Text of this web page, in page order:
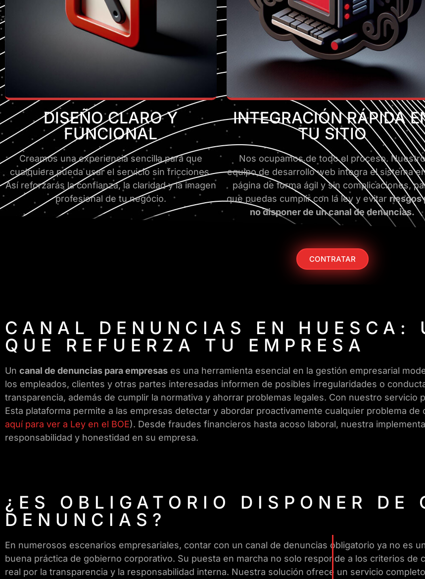
DISEÑO CLARO Y
FUNCIONAL
Creamos una experiencia sencilla para que
cualquiera pueda usar el servicio sin fricciones.
Así reforzarás la confianza, la claridad y la imagen
profesional de tu negocio.
INTEGRACIÓN RÁPIDA
TU SITIO
Nos ocupamos de todo el proceso.
equipo de desarrollo web integra el sistema
página de forma ágil y sin complicaciones,
que puedas cumplir con la ley y evitar riesgos
no disponer de un canal de denuncias.
CONTRATAR
CANAL DENUNCIAS EN HUESCA:
QUE REFUERZA TU EMPRESA
Un canal de denuncias para empresas es una herramienta esencial en la gestión empresarial
los empleados, clientes y otras partes interesadas informen de posibles irregularidades o
transparencia, además de cumplir la normativa y ahorrar problemas legales. Con nuestro servicio
Esta plataforma permite a las empresas detectar y abordar proactivamente cualquier problema
aquí para ver a Ley en el BOE). Desde fraudes financieros hasta acoso laboral, nuestra
responsabilidad y honestidad en su empresa.
¿ES OBLIGATORIO DISPONER DE
DENUNCIAS?
En numerosos escenarios empresariales, contar con un canal de denuncias obligatorio ya no es
buena práctica de gobierno corporativo. Su puesta en marcha no solo responde a los criterios de
real por la transparencia y la responsabilidad interna. Nuestra solución ofrece un servicio